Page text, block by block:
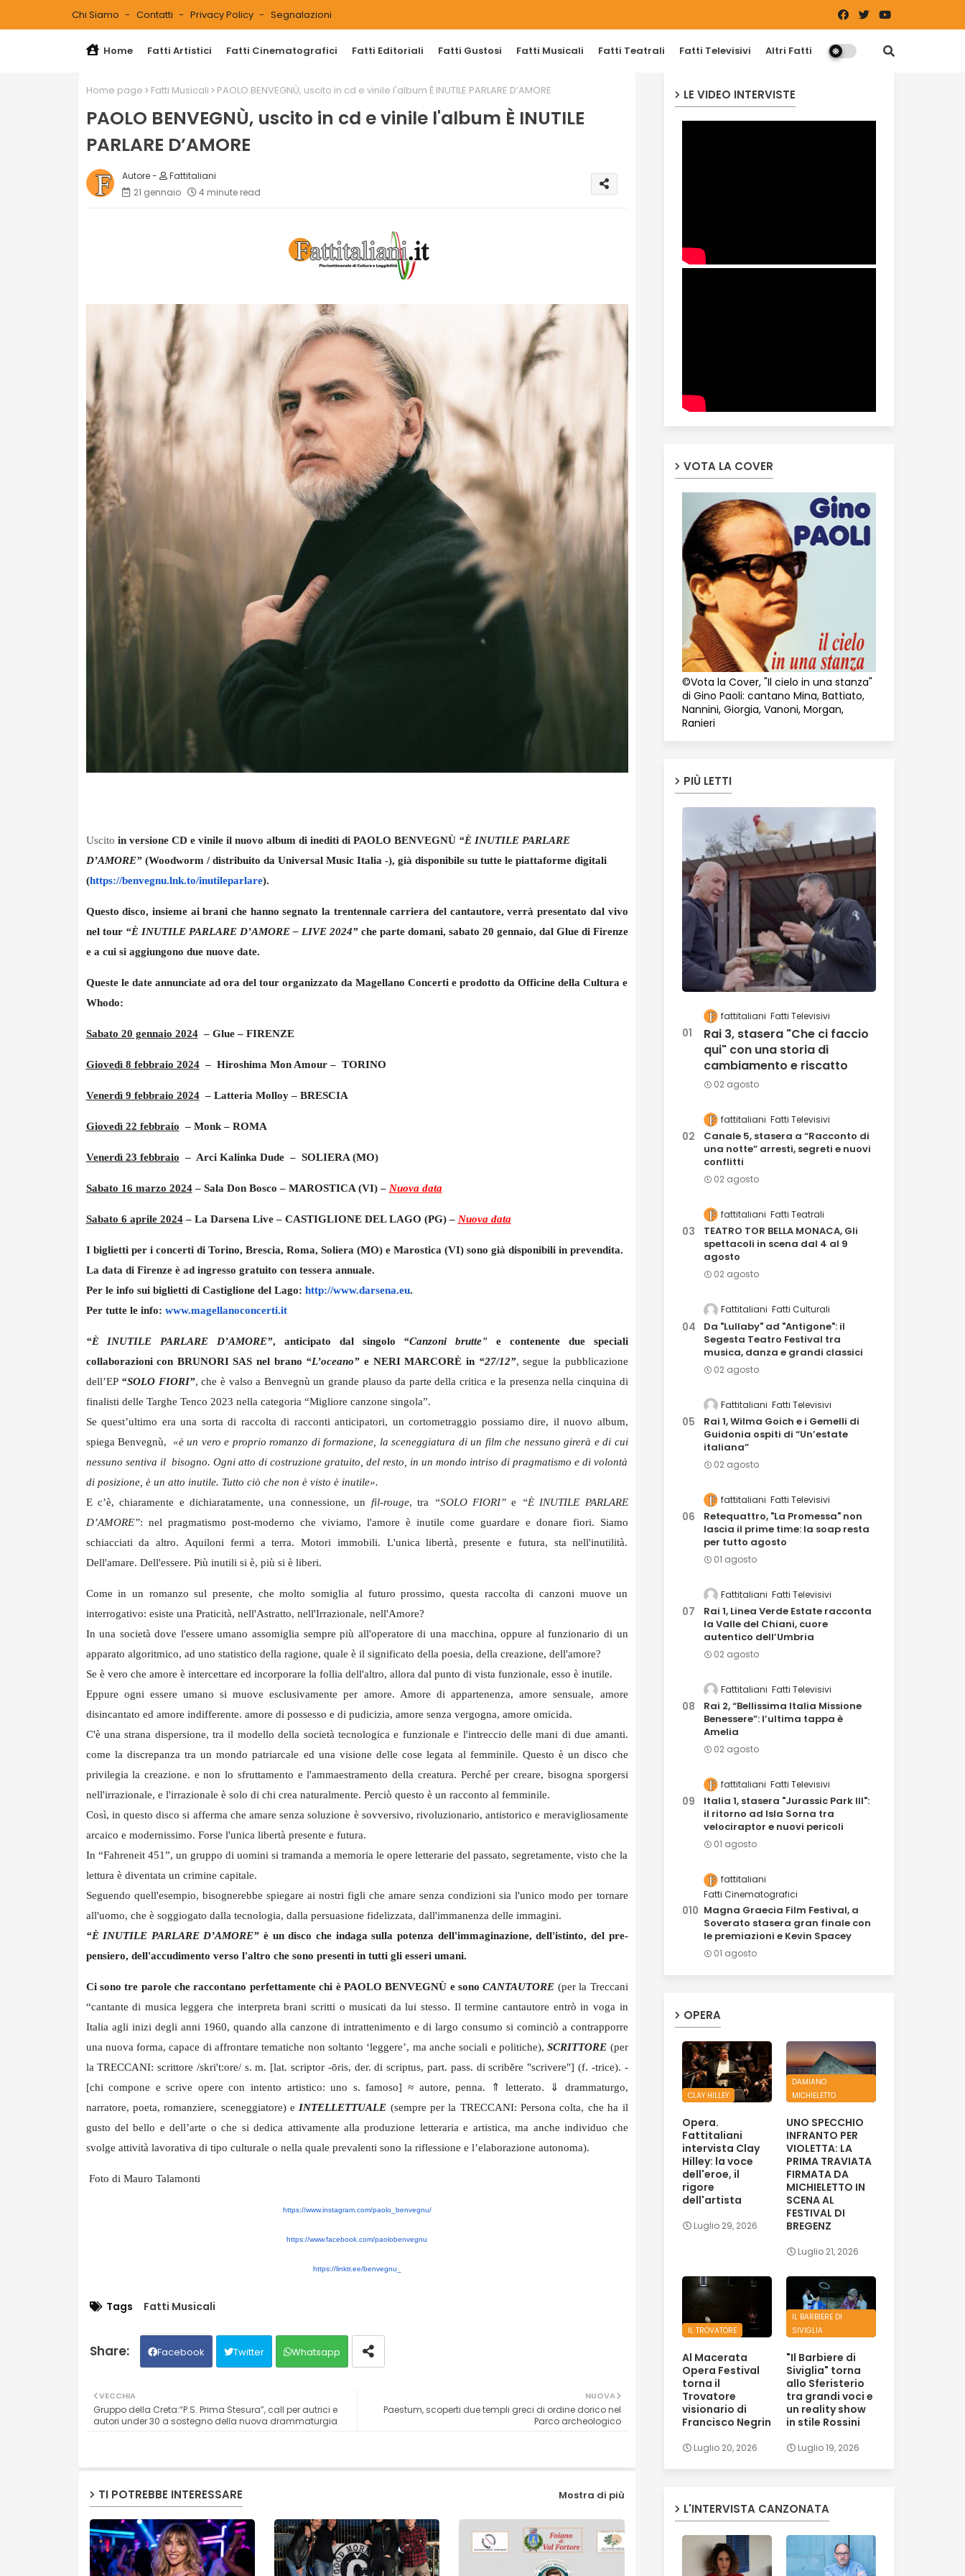
Chi Siamo Contatti Privacy Policy Segnalazioni
Home Fatti Artistici Fatti Cinematografici Fatti Editoriali Fatti Gustosi Fatti Musicali Fatti Teatrali Fatti Televisivi Altri Fatti
Home page Fatti Musicali PAOLO BENVEGNÙ, uscito in cd e vinile l'album È INUTILE PARLARE D’AMORE
PAOLO BENVEGNÙ, uscito in cd e vinile l'album È INUTILE
PARLARE D’AMORE
Fattitaliani
21 gennaio
4 minute read
Uscito in versione CD e vinile il nuovo album di inediti di PAOLO BENVEGNÙ “È INUTILE PARLARE
D’AMORE”(Woodworm / distribuito da Universal Music Italia -), già disponibile su tutte le piattaforme digitali
(https://benvegnu.lnk.to/inutileparlare).
Questo disco, insieme ai brani che hanno segnato la trentennale carriera del cantautore, verrà presentato dal vivo
nel tour “È INUTILE PARLARE D’AMORE – LIVE 2024” che parte domani, sabato 20 gennaio, dal Glue di Firenze
e a cui si aggiungono due nuove date.
Queste le date annunciate ad ora del tour organizzato da Magellano Concerti e prodotto da Officine della Cultura e
Whodo:
Sabato 20 gennaio 2024– Glue – FIRENZE
Giovedì 8 febbraio 2024– Hiroshima Mon Amour – TORINO
Venerdì 9 febbraio 2024– Latteria Molloy – BRESCIA
Giovedì 22 febbraio – Monk – ROMA
Venerdì 23 febbraio – Arci Kalinka Dude – SOLIERA (MO)
Sabato 16 marzo 2024– Sala Don Bosco – MAROSTICA (VI) – Nuova data
Sabato 6 aprile 2024– La Darsena Live – CASTIGLIONE DEL LAGO (PG) – Nuova data
I biglietti per i concerti di Torino, Brescia, Roma, Soliera (MO) e Marostica (VI) sono già disponibili in prevendita.
La data di Firenze è ad ingresso gratuito con tessera annuale.
Per le info sui biglietti di Castiglione del Lago: http://www.darsena.eu.
Per tutte le info: www.magellanoconcerti.it
“È INUTILE PARLARE D’AMORE”, anticipato dal singolo “Canzoni brutte" e contenente
due speciali
collaborazioni con BRUNORI SAS nel brano “L’oceano” e NERI MARCORÈ in “27/12”, segue la pubblicazione
dell’EP “SOLO FIORI”, che è valso a Benvegnù un grande plauso da parte della critica e la presenza nella cinquina di
finalisti delle Targhe Tenco 2023 nella categoria “Migliore canzone singola”.
Se quest’ultimo era una sorta di raccolta di racconti anticipatori, un cortometraggio possiamo dire, il nuovo album,
spiega Benvegnù, «è un vero e proprio romanzo di formazione, la sceneggiatura di un film che nessuno girerà e di cui
nessuno sentiva il bisogno. Ogni atto di costruzione gratuito, del resto, in un mondo intriso di pragmatismo e di volontà
di posizione, è un atto inutile. Tutto ciò che non è visto è inutile».
E c’è, chiaramente e dichiaratamente, una connessione, un fil-rouge, tra “SOLO FIORI”e
“È INUTILE PARLARE
D’AMORE”: nel pragmatismo post-moderno che viviamo, l'amore è inutile come guardare e donare fiori. Siamo
schiacciati da altro. Aquiloni fermi a terra. Motori immobili. L'unica libertà, presente e futura, sta nell'inutilità.
Dell'amare. Dell'essere. Più inutili si è, più si è liberi.
Come in un romanzo sul presente, che molto somiglia al futuro prossimo, questa raccolta di canzoni muove un
interrogativo: esiste una Praticità, nell'Astratto, nell'Irrazionale, nell'Amore?
In una società dove l'essere umano assomiglia sempre più all'operatore di una macchina, oppure al funzionario di un
apparato algoritmico, ad uno statistico della ragione, quale è il significato della poesia, della creazione, dell'amore?
Se è vero che amore è intercettare ed incorporare la follia dell'altro, allora dal punto di vista funzionale, esso è inutile.
Eppure ogni essere umano si muove esclusivamente per amore. Amore di appartenenza, amore sensuale, amore
disincantato ed amore indifferente. amore di possesso e di pudicizia, amore senza vergogna, amore omicida.
C'è una strana dispersione, tra il modello della società tecnologica e funzionale e l'intreccio delle mani di due amanti.
come la discrepanza tra un mondo patriarcale ed una visione delle cose legata al femminile. Questo è un disco che
privilegia la creazione. e non lo sfruttamento e l'ammaestramento della creatura. Perché per creare, bisogna sporgersi
nell'irrazionale, e l'irrazionale è solo di chi crea naturalmente. Perciò questo è un racconto al femminile.
Così, in questo disco si afferma che amare senza soluzione è sovversivo, rivoluzionario, antistorico e meravigliosamente
arcaico e modernissimo. Forse l'unica libertà presente e futura.
In “Fahreneit 451”, un gruppo di uomini si tramanda a memoria le opere letterarie del passato, segretamente, visto che la
lettura è diventata un crimine capitale.
Seguendo quell'esempio, bisognerebbe spiegare ai nostri figli che amare senza condizioni sia l'unico modo per tornare
all'uomo, che è soggiogato dalla tecnologia, dalla persuasione fidelizzata, dall'immanenza delle immagini.
“È INUTILE PARLARE D’AMORE” è un disco che indaga sulla potenza dell'immaginazione, dell'istinto, del pre-
pensiero, dell'accudimento verso l'altro che sono presenti in tutti gli esseri umani.
Ci sono tre parole che raccontano perfettamente chi è PAOLO BENVEGNÙ e sonoCANTAUTORE (per la Treccani
“cantante di musica leggera che interpreta brani scritti o musicati da lui stesso. Il termine cantautore entrò in voga in
Italia agli inizi degli anni 1960, quando alla canzone di intrattenimento e di largo consumo si cominciò a contrapporre
una nuova forma, capace di affrontare tematiche non soltanto ‘leggere’, ma anche sociali e politiche),SCRITTORE (per
la TRECCANI: scrittore /skri't:ore/ s. m. [lat. scriptor -ōris, der. di scriptus, part. pass. di scribĕre "scrivere"] (f. -trice). -
[chi compone e scrive opere con intento artistico: uno s. famoso] ≈ autore, penna. ⇑ letterato. ⇓ drammaturgo,
narratore, poeta, romanziere, sceneggiatore) e INTELLETTUALE (sempre per la TRECCANI: Persona colta, che ha il
gusto del bello e dell’arte o che si dedica attivamente alla produzione letteraria e artistica, ma anche individuo che
svolge attività lavorativa di tipo culturale o nella quale prevalenti sono la riflessione e l’elaborazione autonoma).
Foto di Mauro Talamonti
https://www.instagram.com/paolo_benvegnu/
https://www.facebook.com/paolobenvegnu
https://linktr.ee/benvegnu_
Tags Fatti Musicali
Facebook Twitter Whatsapp
NUOVA
Paestum, scoperti due templi greci di ordine dorico nel
Parco archeologico
VECCHIA
Gruppo della Creta:“P.S. Prima Stesura”, call per autrici e
autori under 30 a sostegno della nuova drammaturgia
TI POTREBBE INTERESSARE Mostra di più
LE VIDEO INTERVISTE
VOTA LA COVER
©Vota la Cover, "Il cielo in una stanza"
di Gino Paoli: cantano Mina, Battiato,
Nannini, Giorgia, Vanoni, Morgan,
Ranieri
PIÙ LETTI
fattitaliani Fatti Televisivi
Rai 3, stasera "Che ci faccio
qui" con una storia di
cambiamento e riscatto
02 agosto
fattitaliani Fatti Televisivi
Canale 5, stasera a “Racconto di
una notte” arresti, segreti e nuovi
conflitti
02 agosto
fattitaliani Fatti Teatrali
TEATRO TOR BELLA MONACA, Gli
spettacoli in scena dal 4 al 9
agosto
02 agosto
Fattitaliani Fatti Culturali
Da "Lullaby" ad "Antigone": il
Segesta Teatro Festival tra
musica, danza e grandi classici
02 agosto
Fattitaliani Fatti Televisivi
Rai 1, Wilma Goich e i Gemelli di
Guidonia ospiti di “Un’estate
italiana”
02 agosto
fattitaliani Fatti Televisivi
Retequattro, "La Promessa" non
lascia il prime time: la soap resta
per tutto agosto
01 agosto
Fattitaliani Fatti Televisivi
Rai 1, Linea Verde Estate racconta
la Valle del Chiani, cuore
autentico dell’Umbria
02 agosto
Fattitaliani Fatti Televisivi
Rai 2, “Bellissima Italia Missione
Benessere”: l’ultima tappa è
Amelia
02 agosto
fattitaliani Fatti Televisivi
Italia 1, stasera "Jurassic Park III":
il ritorno ad Isla Sorna tra
velociraptor e nuovi pericoli
01 agosto
fattitaliani
Fatti Cinematografici
Magna Graecia Film Festival, a
Soverato stasera gran finale con
le premiazioni e Kevin Spacey
01 agosto
OPERA
CLAY HILLEY
Opera.
Fattitaliani
intervista Clay
Hilley: la voce
dell'eroe, il
rigore
dell'artista
Luglio 29, 2026
DAMIANO
MICHIELETTO
UNO SPECCHIO
INFRANTO PER
VIOLETTA: LA
PRIMA TRAVIATA
FIRMATA DA
MICHIELETTO IN
SCENA AL
FESTIVAL DI
BREGENZ
Luglio 21, 2026
IL TROVATORE
Al Macerata
Opera Festival
torna il
Trovatore
visionario di
Francisco Negrin
Luglio 20, 2026
IL BARBIERE DI
SIVIGLIA
"Il Barbiere di
Siviglia" torna
allo Sferisterio
tra grandi voci e
un reality show
in stile Rossini
Luglio 19, 2026
L'INTERVISTA CANZONATA